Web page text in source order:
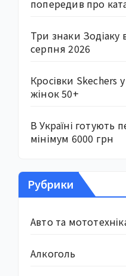
попередив про
Три знаки Зодіаку
серпня 2026
Кросівки Skechers
жінок 50+
В Україні готують
мінімум 6000 грн
Рубрики
Авто та
Алкоголь